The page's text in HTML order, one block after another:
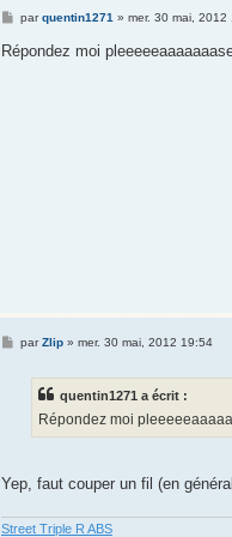
M
s
s
parquentin1271 » mer. 30 mai, 2012
Répondez moi
MparZlip» mer. 30 mai, 2012 19:54
quentin1271 a écrit :
Répondez moi
Yep, faut couper un fil (en
Street Triple R ABS